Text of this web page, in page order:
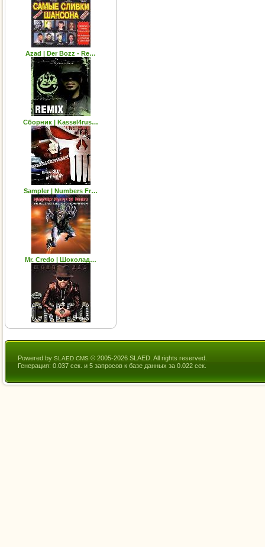
Azad | Der Bozz - Re…
Сборник | Kassel4rus…
Sampler | Numbers Fr…
Mr. Credo | Шоколад…
Powered by SLAED CMS © 2005-2026 SLAED. All rights reserved.
Генерация: 0.037 сек. и 5 запросов к базе данных за 0.022 сек.